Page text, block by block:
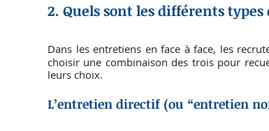
2. Quels sont les différents
Dans les entretiens en face à face, les
choisir une combinaison des trois pour
leurs choix.
L’entretien directif (ou “entretien